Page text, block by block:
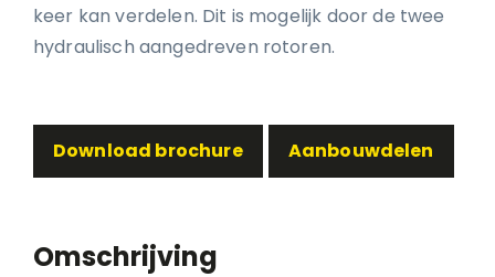
keer kan verdelen. Dit is mogelijk door de twee
hydraulisch aangedreven rotoren.
Download brochure Aanbouwdelen
Omschrijving